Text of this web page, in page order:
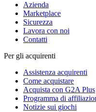
Azienda
Marketplace
Sicurezza
Lavora con noi
Contatti
Per gli acquirenti
Assistenza acquirenti
Come acquistare
Acquista con G2A Plus
Programma di
Notizie sui giochi